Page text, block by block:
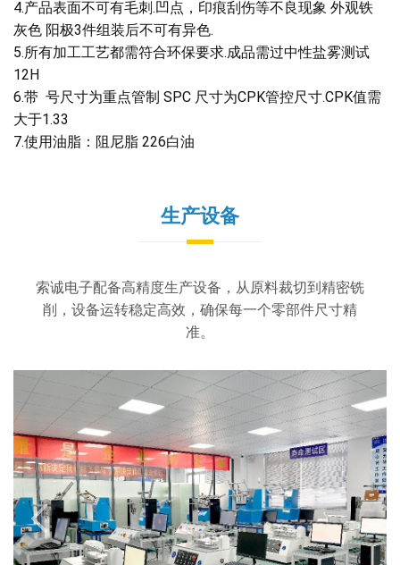
4.产品表面不可有毛刺.凹点，印痕刮伤等不良现象 外观铁
灰色 阳极3件组装后不可有异色.
5.所有加工工艺都需符合环保要求.成品需过中性盐雾测试
12H
6.带 号尺寸为重点管制 SPC 尺寸为CPK管控尺寸.CPK值需
大于1.33
7.使用油脂：阻尼脂 226白油
生产设备
索诚电子配备高精度生产设备，从原料裁切到精密铣
削，设备运转稳定高效，确保每一个零部件尺寸精
准。